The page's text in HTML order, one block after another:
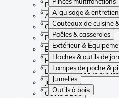
Aiguisage & entretien
Couteaux de cuisine
Poêles & casseroles
Extérieur &
Haches & outils de
Lampes de poche &
Jumelles
Outils à bois
Pinces multifonctions
Aiguisage & entretien
Couteaux de cuisine &
Poêles & casseroles
Extérieur & Équipement
Haches & outils de
Lampes de poche & piles
Jumelles
Outils à bois